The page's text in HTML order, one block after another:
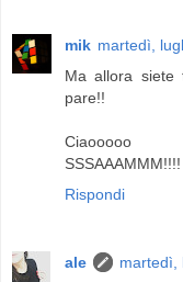
mik martedì,
Ma allora siete
pare!!
Ciaooooo
SSSAAAMMM!!!!
Rispondi
ale
martedì,